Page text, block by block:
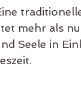
mehr als
Seele in